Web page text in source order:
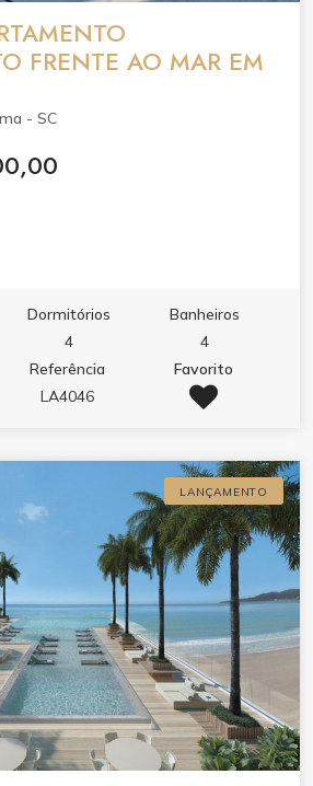
FRENTE AO MAR EM
- SC
Dormitórios
4
Banheiros
4
Referência
LA4046
Favorito
LANÇAMENTO